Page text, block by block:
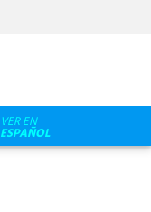
VER EN
ESPAÑOL